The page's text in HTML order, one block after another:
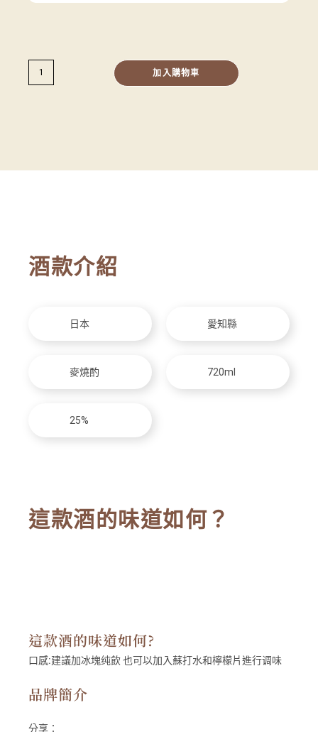
加入購物車
酒款介紹
日本 愛知縣
麥燒酌 720ml
25%
這款酒的味道如何？
這款酒的味道如何?
口感:建議加冰塊纯飲 也可以加入蘇打水和檸檬片進行调味
品牌簡介
分享：